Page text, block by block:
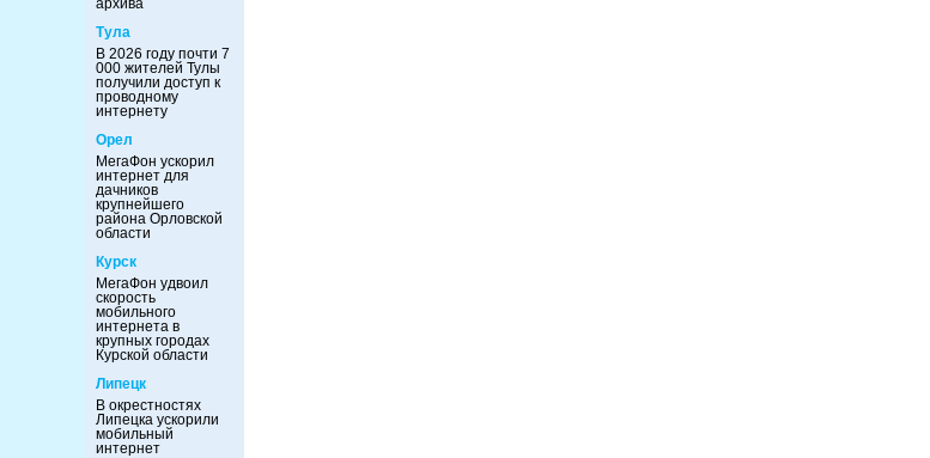
архива
Тула
В 2026 году почти 7
000 жителей Тулы
получили доступ к
проводному
интернету
Орел
МегаФон ускорил
интернет для
дачников
крупнейшего
района Орловской
области
Курск
МегаФон удвоил
скорость
мобильного
интернета в
крупных городах
Курской области
Липецк
В окрестностях
Липецка ускорили
мобильный
интернет